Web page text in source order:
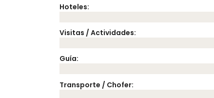
Hoteles:
Visitas / Actividades:
Guía:
Transporte / Chofer: